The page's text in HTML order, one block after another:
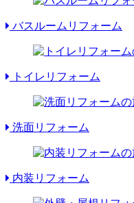
バスルームリフォーム
トイレリフォーム
洗面リフォーム
内装リフォーム